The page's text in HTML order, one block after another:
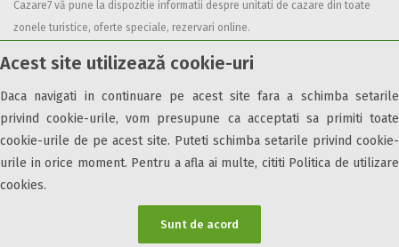
Acest site utilizează cookie-uri
Daca navigati in continuare pe acest site fara a schimba setarile
privind cookie-urile, vom presupune ca acceptati sa primiti toate
cookie-urile de pe acest site. Puteti schimba setarile privind cookie-
urile in orice moment. Pentru a afla ai multe, cititi Politica de utilizare
cookies.
Sunt de acord
Cazare7 vă pune la dispozitie informatii despre unitati de cazare din toate
zonele turistice, oferte speciale, rezervari online.
condițiile de utilizare.
Informații utile Parteneri Cazare7